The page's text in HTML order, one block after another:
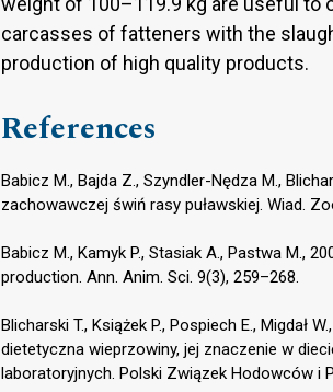
carcasses of fatteners with the
production of high quality products.
References
Babicz M., Bajda Z., Szyndler-Nędza M.,
zachowawczej świń rasy puławskiej. Wiad.
Babicz M., Kamyk P., Stasiak A., Pastwa M.,
production. Ann. Anim. Sci. 9(3), 259–268.
Blicharski T., Książek P., Pospiech E., Migdał
dietetyczna wieprzowiny, jej znaczenie w
laboratoryjnych. Polski Związek Hodowców i